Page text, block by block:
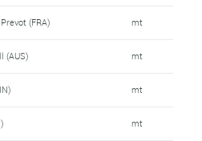
(FRA) mt
(AUS) mt
mt
mt